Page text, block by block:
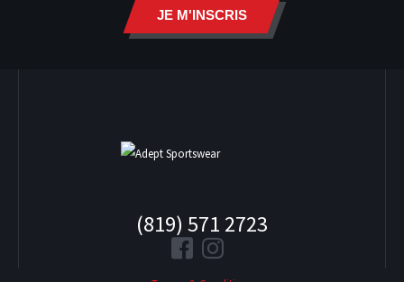
JE M'INSCRIS
(819) 571 2723